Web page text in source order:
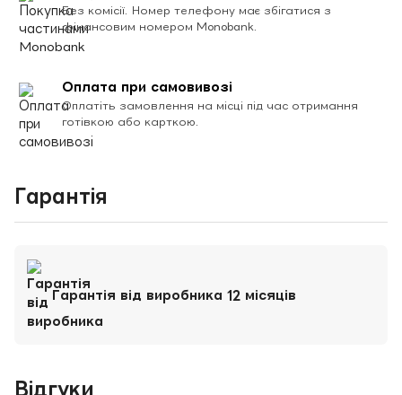
Без комісії. Номер телефону має збігатися з
фінансовим номером Monobank.
Оплата при самовивозі
Оплатіть замовлення на місці під час отримання
готівкою або карткою.
Гарантія
Гарантія від виробника 12 місяців
Відгуки